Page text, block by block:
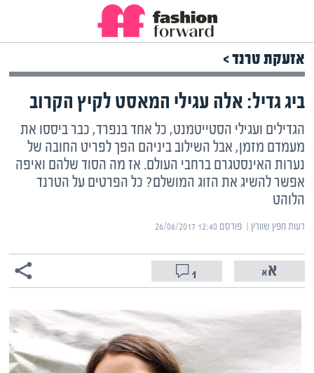
אזעקת טרנד >
ביג גדיל: אלה עגילי המאסט לקיץ הקרוב
הגדילים ועגילי הסטייטמנט, כל אחד בנפרד, כבר ביססו את
מעמדם מזמן, אבל השילוב ביניהם הפך לפריט החובה של
נערות האינסטגרם ברחבי העולם. אז מה הסוד שלהם ואיפה
אפשר להשיג את הזוג המושלם? כל הפרטים על הטרנד
הלוהט
רעות חפץ שוורץ | ‏פורסם ‎26/06/2017 12:40
1